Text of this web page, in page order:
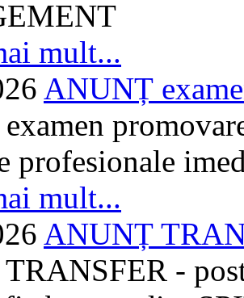
mult...
ANUNȚ
profesionale
mult...
ANUNȚ
-